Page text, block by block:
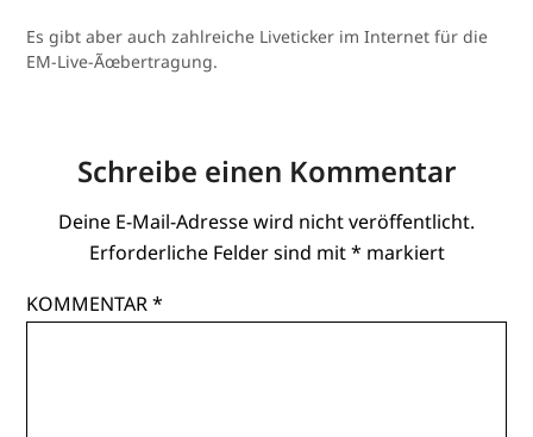
Es gibt aber auch zahlreiche Liveticker im Internet für die
EM-Live-Ãœbertragung.
Schreibe einen Kommentar
Deine E-Mail-Adresse wird nicht veröffentlicht.
Erforderliche Felder sind mit* markiert
KOMMENTAR*